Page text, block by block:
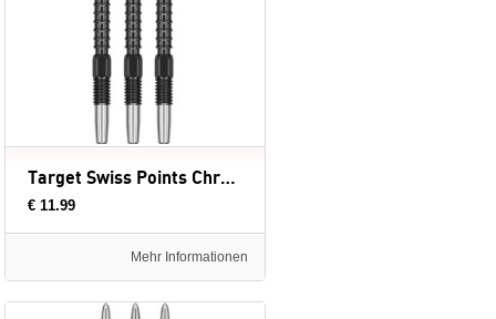
Target Swiss Points Chrono Black - dartpunten
€ 11.99
Mehr Informationen